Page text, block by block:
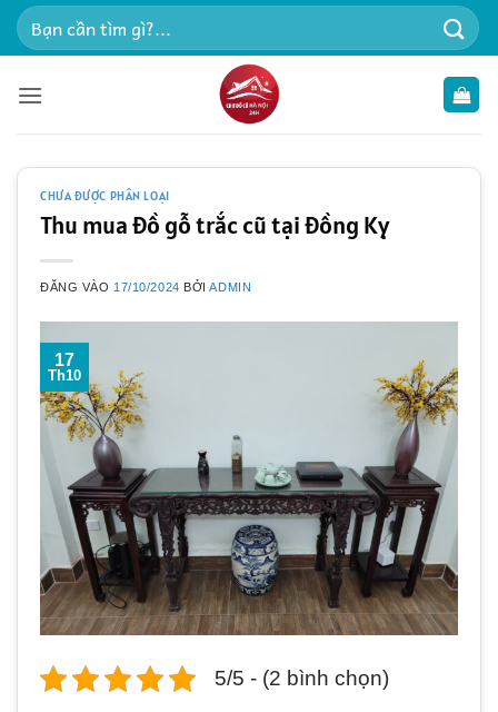
Bỏ
qua
dung
Tìm
kiếm:
CHƯA ĐƯỢC PHÂN LOẠI
Thu mua đồ gỗ trắc cũ tại Đồng Kỵ
ĐĂNG VÀO 17/10/2024 BỞIADMIN
17
Th10
5/5 - (2 bình chọn)